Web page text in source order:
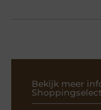
Bekijk meer